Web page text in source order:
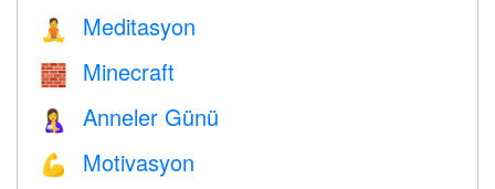
🧘 Meditasyon
🧱 Minecraft
🤱 Anneler Günü
💪 Motivasyon